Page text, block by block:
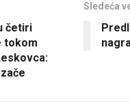
četiri
tokom
Sledeća